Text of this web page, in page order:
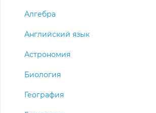
Алгебра
Английский язык
Астрономия
Биология
География